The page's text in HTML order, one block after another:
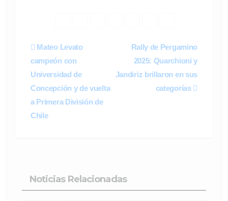
Navegación
de
entradas
Rally de Pergamino
2025: Quarchioni y
Jandiriz brillaron en sus
categorías
Mateo Levato
campeón con
Universidad de
Concepción y de vuelta
a Primera División de
Chile
Noticias Relacionadas